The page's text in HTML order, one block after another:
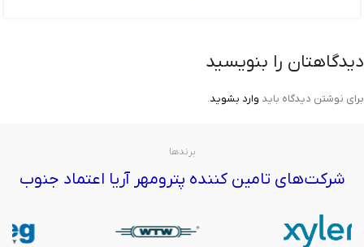
دیدگاهتان را بنویسید
برای نوشتن دیدگاه باید وارد بشوید.
برندها
شرکت‌های تامین کننده پترومهر آریا اعتماد جنوب